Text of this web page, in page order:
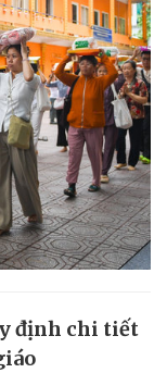
định chi tiết